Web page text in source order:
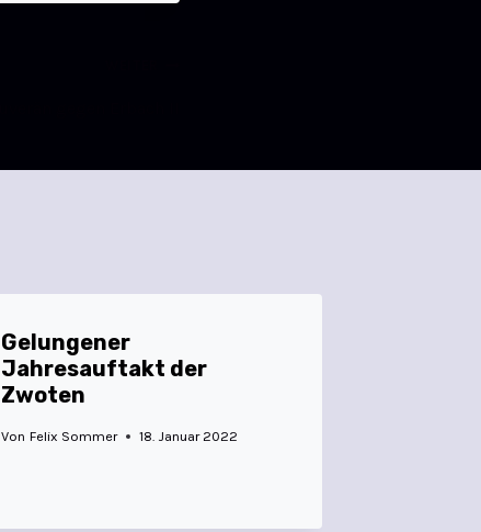
Gelungener
Jahresauftakt der
Zwoten
Von Felix Sommer 18. Januar 2022